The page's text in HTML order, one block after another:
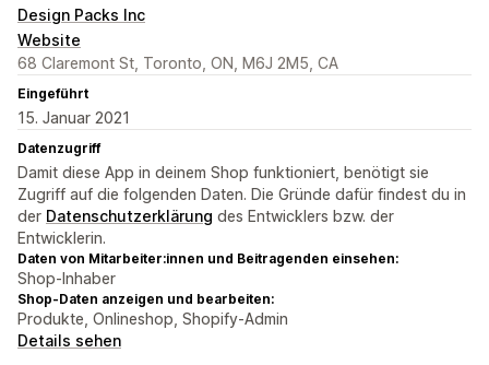
Design Packs Inc
Website
68 Claremont St, Toronto, ON, M6J 2M5, CA
Eingeführt
15. Januar 2021
Datenzugriff
Damit diese App in deinem Shop funktioniert, benötigt sie
Zugriff auf die folgenden Daten. Die Gründe dafür findest du in
der Datenschutzerklärung des Entwicklers bzw. der
Entwicklerin.
Daten von Mitarbeiter:innen und Beitragenden einsehen:
Shop-Inhaber
Shop-Daten anzeigen und bearbeiten:
Produkte, Onlineshop, Shopify-Admin
Details sehen